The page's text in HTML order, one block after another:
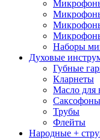
Наборы
Духовые
Губные
Кларнеты
Масло для
Саксофоны
Трубы
Флейты
Народные +